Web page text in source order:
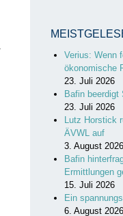
Verius: Wenn
ökonomische
23. Juli 2026
Bafin beerdigt
23. Juli 2026
Lutz Horstick
ÄVWL auf
3. August 2026
Bafin
Ermittlungen
15. Juli 2026
Ein
6. August 2026